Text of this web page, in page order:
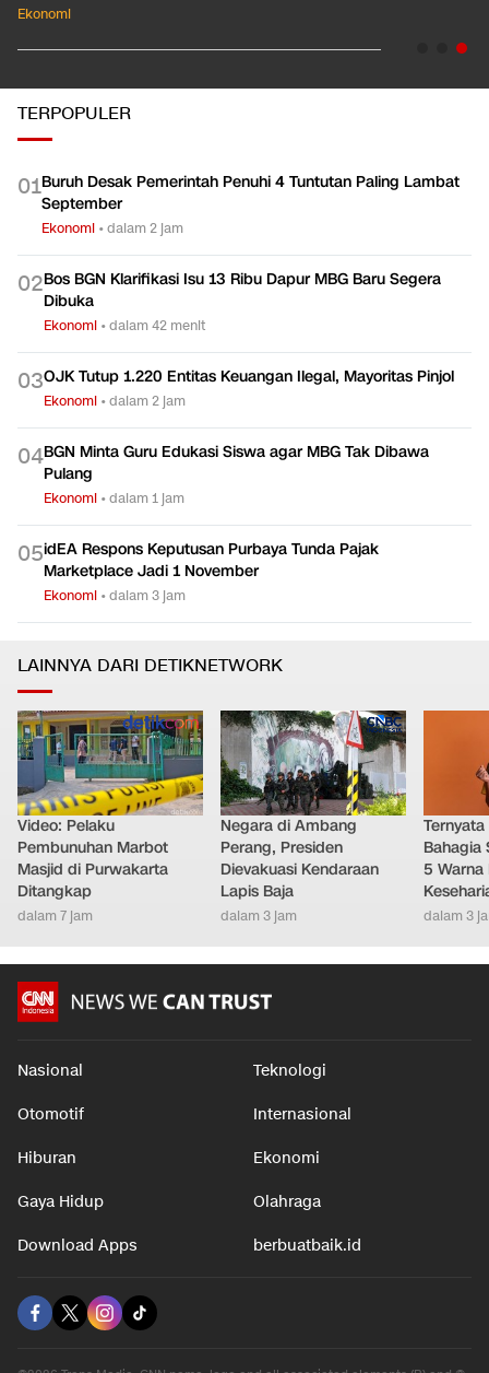
Ekonomi
TERPOPULER
01Buruh Desak Pemerintah Penuhi 4 Tuntutan Paling Lambat
September
Ekonomi •dalam 2 jam
02Bos BGN Klarifikasi Isu 13 Ribu Dapur MBG Baru Segera
Dibuka
Ekonomi •dalam 42 menit
03OJK Tutup 1.220 Entitas Keuangan Ilegal, Mayoritas Pinjol
Ekonomi •dalam 2 jam
04BGN Minta Guru Edukasi Siswa agar MBG Tak Dibawa
Pulang
Ekonomi •dalam 1 jam
05idEA Respons Keputusan Purbaya Tunda Pajak
Marketplace Jadi 1 November
Ekonomi •dalam 3 jam
LAINNYA DARI DETIKNETWORK
Video: Pelaku
Pembunuhan Marbot
Masjid di Purwakarta
Ditangkap
dalam 7 jam
Negara di Ambang
Perang, Presiden
Dievakuasi Kendaraan
Lapis Baja
dalam 3 jam
Bahagia
5
dalam 3
Nasional Teknologi
Otomotif Internasional
Hiburan Ekonomi
Gaya Hidup Olahraga
Download Apps berbuatbaik.id